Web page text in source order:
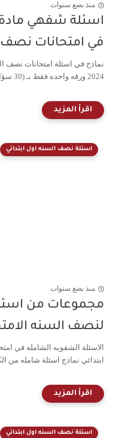
منذ بضع سنوات
اسئلة شفهي مادة
في امتحانات
نماذج في اسئلة امتحانات نصف
2024 ورقه واحده فقط بـ (30 سؤال) اسئلة مهمه في مادة القراءة (الع...
اسئلة نصف السنه اول ابتدائي
منذ بضع سنوات
مجموعات من
لنصف السنه
الاسئلة الشفويه الشامله في
ابتدائي نماذج اسئلة شامله من
اسئلة نصف السنه اول ابتدائي